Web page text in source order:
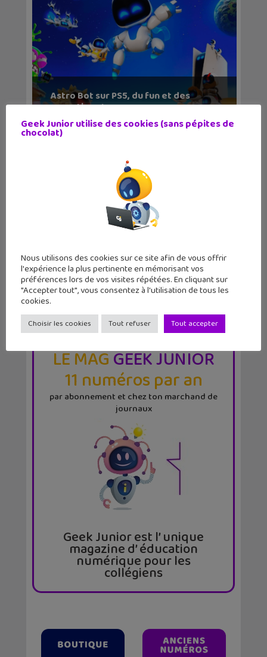
Astro Bot sur PS5, du fun et des
sensations !
LE MAGGEEK JUNIOR
11 numéros par an
par abonnement et chez ton marchand de
journaux
Geek Junior est l’ unique
magazine d’ éducation
numérique pour les
collégiens
Geek Junior utilise des cookies (sans pépites de
chocolat)
Nous utilisons des cookies sur ce site afin de vous offrir
l'expérience la plus pertinente en mémorisant vos
préférences lors de vos visites répétées. En cliquant sur
"Accepter tout", vous consentez à l'utilisation de tous les
cookies.
Choisir les cookies Tout refuser Tout accepter